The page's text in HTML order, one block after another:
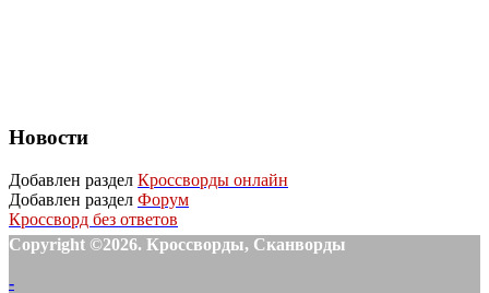
Новости
Добавлен раздел Кроссворды онлайн
Добавлен раздел Форум
Кроссворд без ответов
Copyright ©2026. Кроссворды, Сканворды
-